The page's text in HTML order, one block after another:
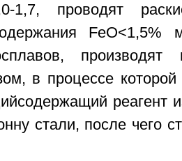
1,7, проводят
FeO<1,5%
производят
в процессе
реагент
стали, после чего